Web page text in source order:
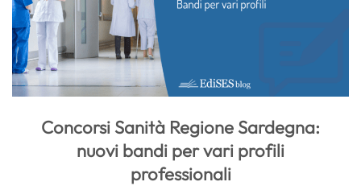
Concorsi Sanità Regione Sardegna:
nuovi bandi per vari profili
professionali